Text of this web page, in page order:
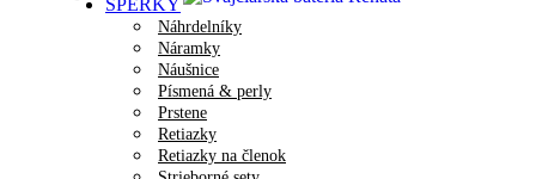
Náhrdelníky
Náramky
Náušnice
Písmená & perly
Prstene
Retiazky
Retiazky na členok